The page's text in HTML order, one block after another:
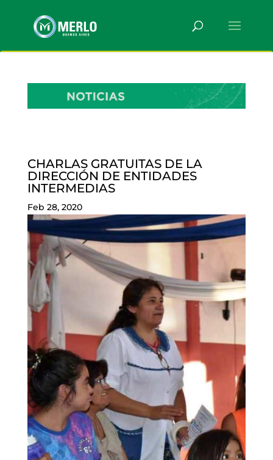
CHARLAS GRATUITAS DE LA
DIRECCIÓN DE ENTIDADES
INTERMEDIAS
Feb 28, 2020